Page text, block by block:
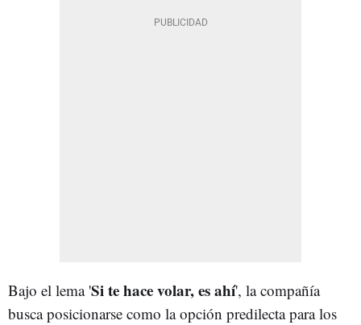
Bajo el lema 'Si te hace volar, es ahí', la compañía
busca posicionarse como la opción predilecta para los